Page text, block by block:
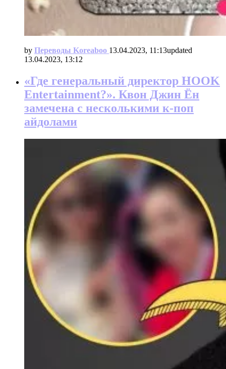
by Переводы Koreaboo 13.04.2023, 11:13updated
13.04.2023, 13:12
«Где генеральный директор HOOK
Entertainment?». Квон Джин Ён
замечена с несколькими к-поп
айдолами